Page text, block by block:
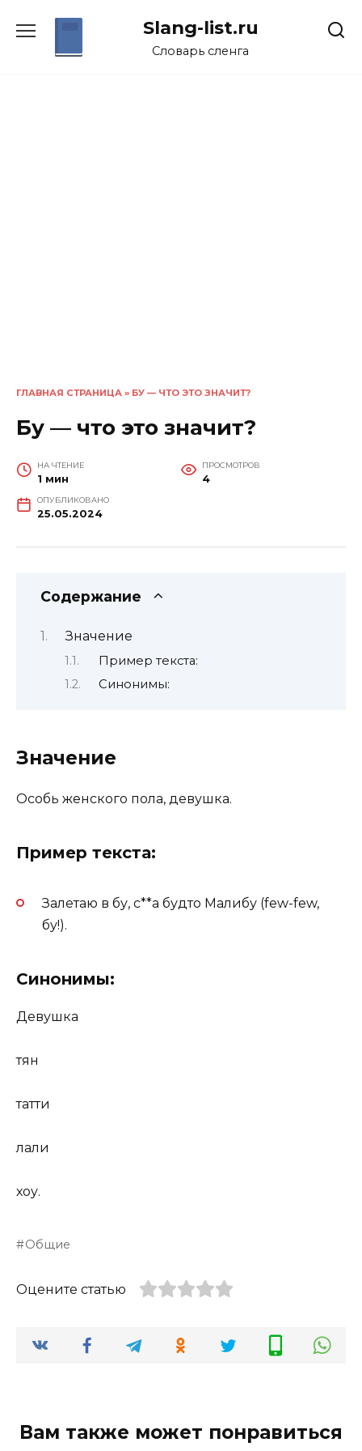
Slang-list.ru
Словарь сленга
ГЛАВНАЯ СТРАНИЦА » БУ — ЧТО ЭТО ЗНАЧИТ?
Бу — что это значит?
НА ЧТЕНИЕ
1 мин
ПРОСМОТРОВ
4
ОПУБЛИКОВАНО
25.05.2024
Содержание
Значение
Пример текста:
Синонимы:
Значение
Особь женского пола, девушка.
Пример текста:
Залетаю в бу, с**а будто Малибу (few-few,
бу!).
Синонимы:
Девушка
тян
татти
лали
хоу.
Общие
Оцените статью
Вам также может понравиться